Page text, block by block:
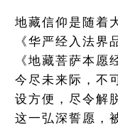
地藏信仰是随着
《华严经入法界
《地藏菩萨本愿
今尽未来际，不
设方便，尽令解
这一弘深誓愿，